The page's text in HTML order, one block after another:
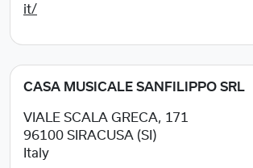
it/
CASA MUSICALE SANFILIPPO SRL
VIALE SCALA GRECA, 171
96100 SIRACUSA (SI)
Italy